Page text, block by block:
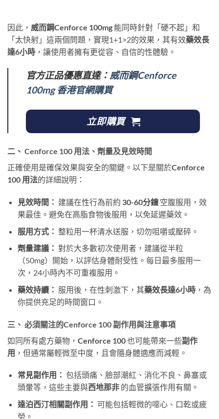
因此， 威而鋼Cenforce 100mg ​ 能同時針對「硬不起」和
「太快射」這兩個問題，實現1+1>2的效果，其有效藥效長
達6小時 ，讓使用者擁有更從容、自信的性體驗。
官方正品優惠直達： 威而鋼Cenforce
100mg 香港官網購買
立即購買
二、 Cenforce 100 用法、劑量及見效時間
正確使用是確保效果與安全的關鍵。以下是關於Cenforce
100 用法的詳細說明：
見效時間： ​ 建議在性行為前約 30-60分鐘​ 空腹服用，效
果最佳。避免在高脂食物後服用，以免延遲藥效。
服用方式： ​ 整粒用一杯清水送服，切勿咀嚼或壓碎。
劑量建議： ​ 對於大多數初次使用者，建議從半粒
（50mg）開始，以評估身體耐受性。每日最多服用一
次，24小時內不可重複服用。
藥效持續： ​ 服用後，在性刺激下，其藥效長達6小時，為
你提供充足的時間窗口。
三、 必須關注的Cenforce 100 副作用與注意事項
如同所有處方藥物， Cenforce 100​ 也可能帶來一些副作
用 ，但通常屬輕微至中度，且會隨身體適應而減輕。
常見副作用： ​ 包括頭痛、臉部潮紅、消化不良、鼻塞或
頭暈等，這些主要與西地那非​ 的血管擴張作用有關。
達泊西汀相關副作用： ​ 可能包括輕微的噁心、口乾或疲
勞。